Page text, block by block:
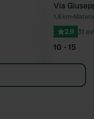
Préféré
Via
1,8 km•
2.9 31
10 - 15